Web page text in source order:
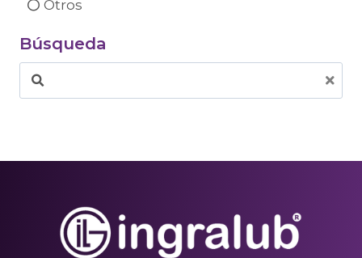
Otros
Búsqueda